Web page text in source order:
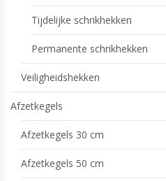
Tijdelijke schrikhekken
Permanente schrikhekken
Veiligheidshekken
Afzetkegels
Afzetkegels 30 cm
Afzetkegels 50 cm